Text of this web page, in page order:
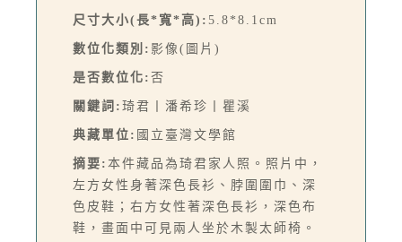
尺寸大小(長*寬*高): 5.8*8.1cm
數位化類別: 影像(圖片)
是否數位化: 否
關鍵詞: 琦君丨潘希珍丨瞿溪
典藏單位: 國立臺灣文學館
摘要: 本件藏品為琦君家人照。照片中，
左方女性身著深色長衫、脖圍圍巾、深
色皮鞋；右方女性著深色長衫，深色布
鞋，畫面中可見兩人坐於木製太師椅。